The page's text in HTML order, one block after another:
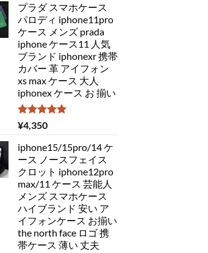
プラダ スマホケース
パロディ iphone11pro
ケース メンズ prada
iphone ケース11 人気
ブランド iphonexr 携帯
カバー 革 アイフォン
xs max ケース 大人
iphonex ケース お 揃い
5段階中
5.00
¥4,350
iphone15/15pro/14 ケ
ース ノースフェイス
クロット iphone12pro
max/11 ケース 芸能人
メンズ スマホケース
ハイブランド 安い ア
イフォンケース お揃い
the north face ロゴ 携
帯ケース 薄い 丈夫